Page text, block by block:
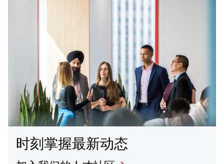
时刻掌握最新动态